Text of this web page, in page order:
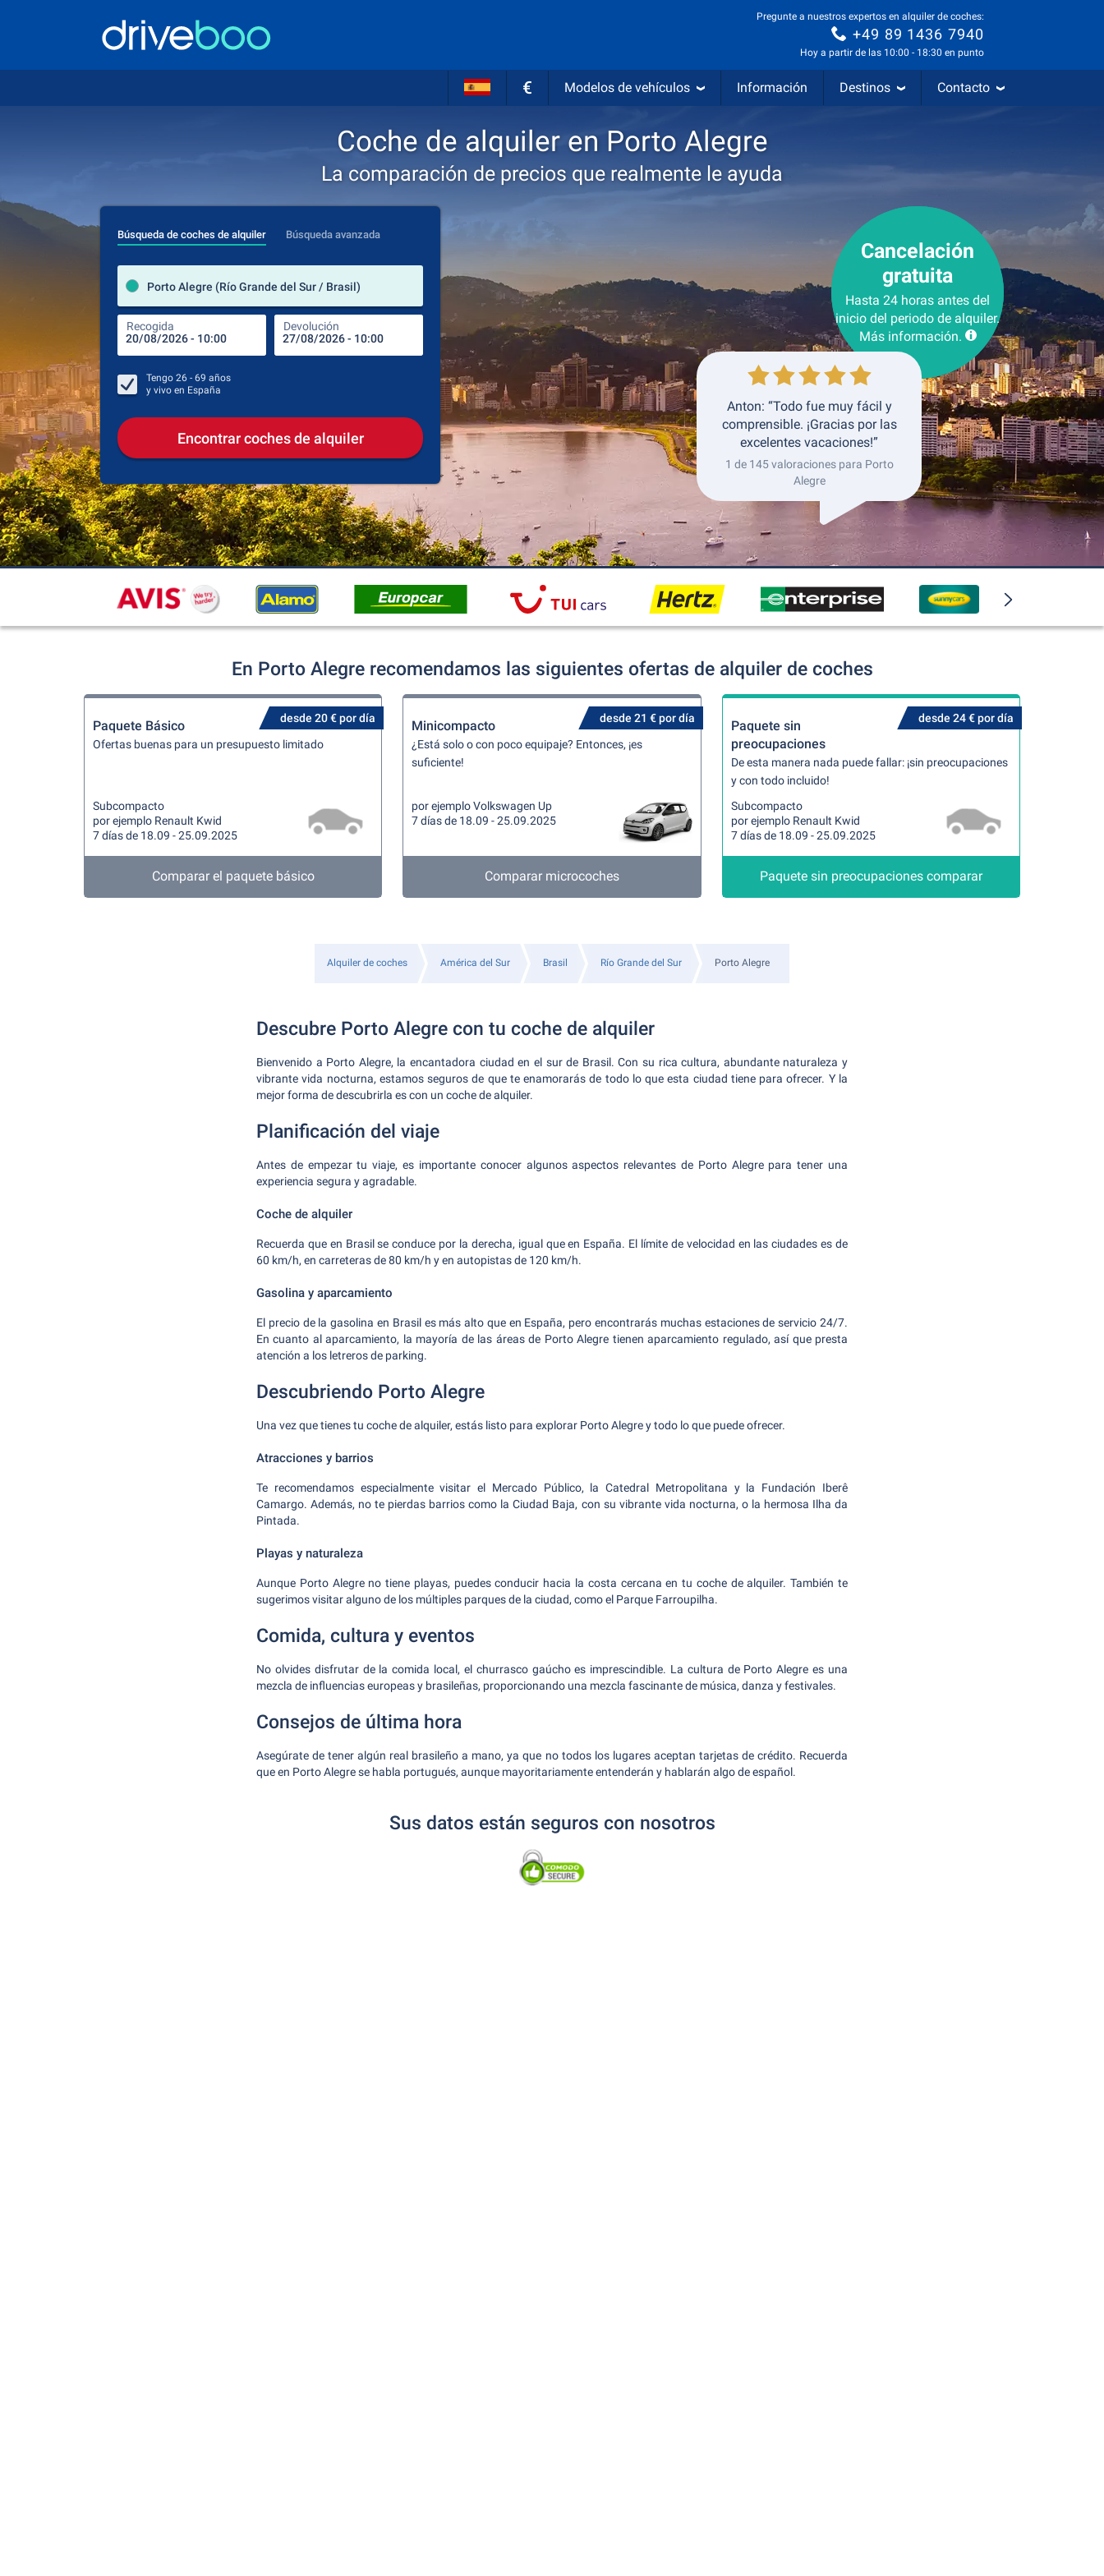
Pregunte a nuestros expertos en alquiler de coches:
+49 89 1436 7940
Hoy a partir de las 10:00 - 18:30 en punto
€ Modelos de vehículos Información Destinos Contacto
Coche de alquiler en Porto Alegre
La comparación de precios que realmente le ayuda
Búsqueda de coches de alquiler Búsqueda avanzada
Porto Alegre (Río Grande del Sur / Brasil)
Recogida Devolución
lugar de alquiler
Lugar de devolución
Recogida Devolución
Tengo 26 - 69 años
y vivo en España
Encontrar coches de alquiler
Cancelación
gratuita
Hasta 24 horas antes del
inicio del periodo de alquiler.
Más información.
Anton: “Todo fue muy fácil y
comprensible. ¡Gracias por las
excelentes vacaciones!”
1 de 145 valoraciones para Porto
Alegre
En Porto Alegre recomendamos las siguientes ofertas de alquiler de coches
desde 20 € por día
Paquete Básico
Ofertas buenas para un presupuesto limitado
Subcompacto
por ejemplo Renault Kwid
7 días de 18.09 - 25.09.2025
Comparar el paquete básico
desde 21 € por día
Minicompacto
¿Está solo o con poco equipaje? Entonces, ¡es
suficiente!
por ejemplo Volkswagen Up
7 días de 18.09 - 25.09.2025
Comparar microcoches
desde 24 € por día
Paquete sin
preocupaciones
De esta manera nada puede fallar: ¡sin preocupaciones
y con todo incluido!
Subcompacto
por ejemplo Renault Kwid
7 días de 18.09 - 25.09.2025
Paquete sin preocupaciones comparar
Alquiler de coches América del Sur Brasil Río Grande del Sur Porto Alegre
Descubre Porto Alegre con tu coche de alquiler
Bienvenido a Porto Alegre, la encantadora ciudad en el sur de Brasil. Con su rica cultura, abundante naturaleza y
vibrante vida nocturna, estamos seguros de que te enamorarás de todo lo que esta ciudad tiene para ofrecer. Y la
mejor forma de descubrirla es con un coche de alquiler.
Planificación del viaje
Antes de empezar tu viaje, es importante conocer algunos aspectos relevantes de Porto Alegre para tener una
experiencia segura y agradable.
Coche de alquiler
Recuerda que en Brasil se conduce por la derecha, igual que en España. El límite de velocidad en las ciudades es de
60 km/h, en carreteras de 80 km/h y en autopistas de 120 km/h.
Gasolina y aparcamiento
El precio de la gasolina en Brasil es más alto que en España, pero encontrarás muchas estaciones de servicio 24/7.
En cuanto al aparcamiento, la mayoría de las áreas de Porto Alegre tienen aparcamiento regulado, así que presta
atención a los letreros de parking.
Descubriendo Porto Alegre
Una vez que tienes tu coche de alquiler, estás listo para explorar Porto Alegre y todo lo que puede ofrecer.
Atracciones y barrios
Te recomendamos especialmente visitar el Mercado Público, la Catedral Metropolitana y la Fundación Iberê
Camargo. Además, no te pierdas barrios como la Ciudad Baja, con su vibrante vida nocturna, o la hermosa Ilha da
Pintada.
Playas y naturaleza
Aunque Porto Alegre no tiene playas, puedes conducir hacia la costa cercana en tu coche de alquiler. También te
sugerimos visitar alguno de los múltiples parques de la ciudad, como el Parque Farroupilha.
Comida, cultura y eventos
No olvides disfrutar de la comida local, el churrasco gaúcho es imprescindible. La cultura de Porto Alegre es una
mezcla de influencias europeas y brasileñas, proporcionando una mezcla fascinante de música, danza y festivales.
Consejos de última hora
Asegúrate de tener algún real brasileño a mano, ya que no todos los lugares aceptan tarjetas de crédito. Recuerda
que en Porto Alegre se habla portugués, aunque mayoritariamente entenderán y hablarán algo de español.
Sus datos están seguros con nosotros